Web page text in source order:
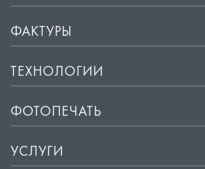
ФАКТУРЫ
ТЕХНОЛОГИИ
ФОТОПЕЧАТЬ
УСЛУГИ